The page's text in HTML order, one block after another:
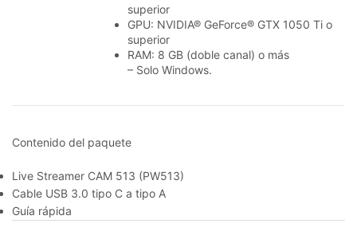
superior
GPU: NVIDIA® GeForce® GTX 1050 Ti o
superior
RAM: 8 GB (doble canal) o más
– Solo Windows.
Contenido del paquete
Live Streamer CAM 513 (PW513)
Cable USB 3.0 tipo C a tipo A
Guía rápida